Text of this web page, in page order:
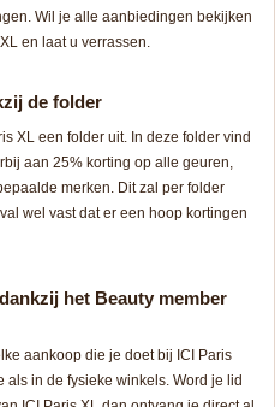
Wil je alle aanbiedingen bekijken
en laat u verrassen.
de folder
XL een folder uit. In deze folder vind
aan 25% korting op alle geuren,
merken. Dit zal per folder
wel vast dat er een hoop kortingen
het Beauty member
aankoop die je doet bij ICI Paris
in de fysieke winkels. Word je lid